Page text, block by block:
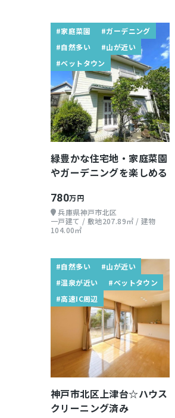
#家庭菜園
#ガーデニング
#自然多い
#山が近い
#ベットタウン
緑豊かな住宅地・家庭菜園
やガーデニングを楽しめる
780万円
兵庫県神戸市北区
一戸建て / 敷地207.89㎡ / 建物
104.00㎡
#自然多い
#山が近い
#温泉が近い
#ベットタウン
#高速IC周辺
神戸市北区上津台☆ハウス
クリーニング済み